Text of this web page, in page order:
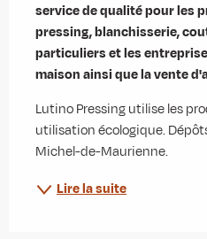
service de qualité pour les
pressing, blanchisserie,
particuliers et les
maison ainsi que la vente
Lutino Pressing utilise les
utilisation écologique.
Michel-de-Maurienne.
Lire la suite